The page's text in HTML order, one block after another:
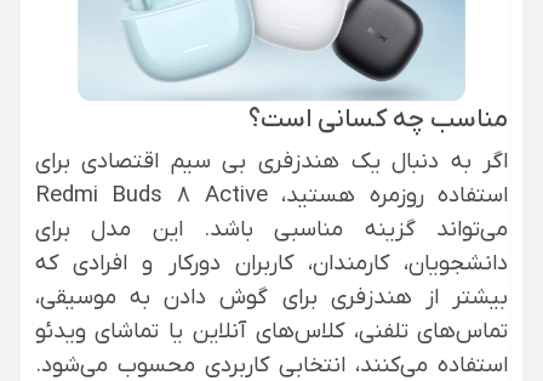
مناسب چه کسانی است؟
اگر به دنبال یک هندزفری بی سیم اقتصادی برای
استفاده روزمره هستید، Redmi Buds 8 Active
می‌تواند گزینه مناسبی باشد. این مدل برای
دانشجویان، کارمندان، کاربران دورکار و افرادی که
بیشتر از هندزفری برای گوش دادن به موسیقی،
تماس‌های تلفنی، کلاس‌های آنلاین یا تماشای ویدئو
استفاده می‌کنند، انتخابی کاربردی محسوب می‌شود.